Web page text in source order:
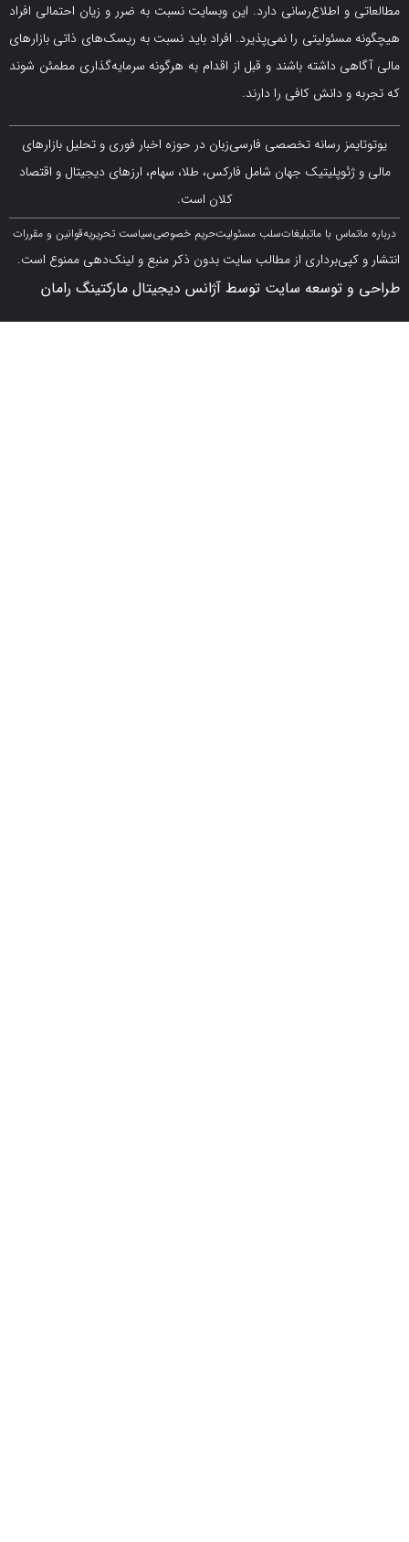
اطلاع‌رسانی دارد. این وبسایت نسبت به ضرر و زیان احتمالی افراد
را نمی‌پذیرد. افراد باید نسبت به ریسک‌های ذاتی بازارهای
داشته باشند و قبل از اقدام به هرگونه سرمایه‌گذاری مطمئن شوند
دانش کافی را دارند.
رسانه تخصصی فارسی‌زبان در حوزه اخبار فوری و تحلیل بازارهای
جهان شامل فارکس، طلا، سهام، ارزهای دیجیتال و اقتصاد
با ما تبلیغاتسلب مسئولیتحریم خصوصیسیاست تحریریهقوانین و مقررات
از مطالب سایت بدون ذکر منبع و لینک‌دهی ممنوع است.
سایت توسط آژانس دیجیتال مارکتینگ رامان